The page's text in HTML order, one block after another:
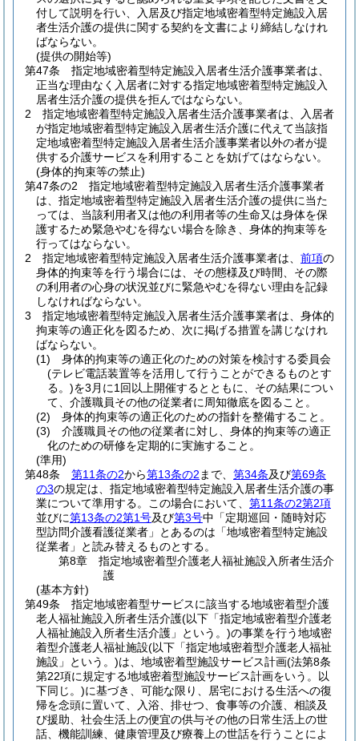
付して説明を行い、入居及び指定地域密着型特定施設入居
者生活介護の提供に関する契約を文書により締結しなけれ
ばならない。
(提供の開始等)
第47条
指定地域密着型特定施設入居者生活介護事業者は、
正当な理由なく入居者に対する指定地域密着型特定施設入
居者生活介護の提供を拒んではならない。
2
指定地域密着型特定施設入居者生活介護事業者は、入居者
が指定地域密着型特定施設入居者生活介護に代えて当該指
定地域密着型特定施設入居者生活介護事業者以外の者が提
供する介護サービスを利用することを妨げてはならない。
(身体的拘束等の禁止)
第47条の2
指定地域密着型特定施設入居者生活介護事業者
は、指定地域密着型特定施設入居者生活介護の提供に当た
っては、当該利用者又は他の利用者等の生命又は身体を保
護するため緊急やむを得ない場合を除き、身体的拘束等を
行ってはならない。
2
指定地域密着型特定施設入居者生活介護事業者は、 前項の
身体的拘束等を行う場合には、その態様及び時間、その際
の利用者の心身の状況並びに緊急やむを得ない理由を記録
しなければならない。
3
指定地域密着型特定施設入居者生活介護事業者は、身体的
拘束等の適正化を図るため、次に掲げる措置を講じなけれ
ばならない。
(1)
身体的拘束等の適正化のための対策を検討する委員会
(テレビ電話装置等を活用して行うことができるものとす
る。)を3月に1回以上開催するとともに、その結果につい
て、介護職員その他の従業者に周知徹底を図ること。
(2)
身体的拘束等の適正化のための指針を整備すること。
(3)
介護職員その他の従業者に対し、身体的拘束等の適正
化のための研修を定期的に実施すること。
(準用)
第48条
第11条の2から第13条の2 まで、 第34条及び第69条
の3の規定は、指定地域密着型特定施設入居者生活介護の事
業について準用する。
この場合において、 第11条の2第2項
並びに第13条の2第1号及び第3号中「定期巡回・随時対応
型訪問介護看護従業者」とあるのは「地域密着型特定施設
従業者」と読み替えるものとする。
第8章
指定地域密着型介護老人福祉施設入所者生活介
護
(基本方針)
第49条
指定地域密着型サービスに該当する地域密着型介護
老人福祉施設入所者生活介護(以下「指定地域密着型介護老
人福祉施設入所者生活介護」という。)の事業を行う地域密
着型介護老人福祉施設(以下「指定地域密着型介護老人福祉
施設」という。)は、地域密着型施設サービス計画(法第8条
第22項に規定する地域密着型施設サービス計画をいう。以
下同じ。)に基づき、可能な限り、居宅における生活への復
帰を念頭に置いて、入浴、排せつ、食事等の介護、相談及
び援助、社会生活上の便宜の供与その他の日常生活上の世
話、機能訓練、健康管理及び療養上の世話を行うことによ